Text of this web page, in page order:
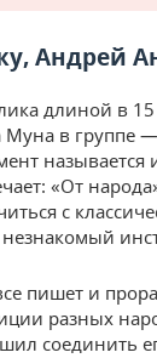
Андрей
длиной в
Муна в группе
«От
с
пишет и
разных
соединить